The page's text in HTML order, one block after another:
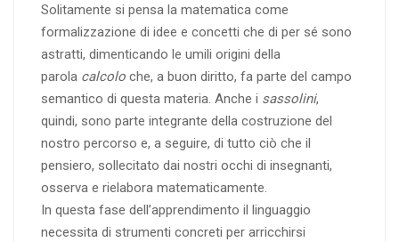
Solitamente si pensa la matematica come
formalizzazione di idee e concetti che di per sé sono
astratti, dimenticando le umili origini della
parola calcolo che, a buon diritto, fa parte del campo
semantico di questa materia. Anche i sassolini,
quindi, sono parte integrante della costruzione del
nostro percorso e, a seguire, di tutto ciò che il
pensiero, sollecitato dai nostri occhi di insegnanti,
osserva e rielabora matematicamente.
In questa fase dell’apprendimento il linguaggio
necessita di strumenti concreti per arricchirsi